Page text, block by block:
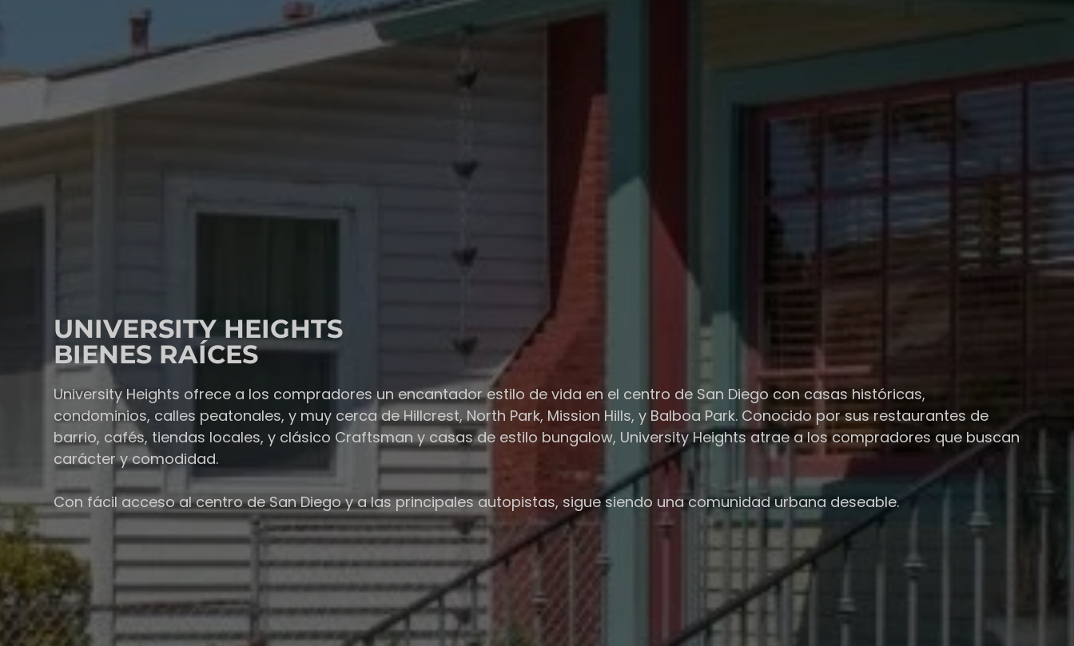
UNIVERSITY HEIGHTS
BIENES RAÍCES
University Heights ofrece a los compradores un encantador estilo de vida en el centro de San Diego con casas históricas,
condominios, calles peatonales, y muy cerca de Hillcrest, North Park, Mission Hills, y Balboa Park. Conocido por sus restaurantes de
barrio, cafés, tiendas locales, y clásico Craftsman y casas de estilo bungalow, University Heights atrae a los compradores que buscan
carácter y comodidad.
Con fácil acceso al centro de San Diego y a las principales autopistas, sigue siendo una comunidad urbana deseable.